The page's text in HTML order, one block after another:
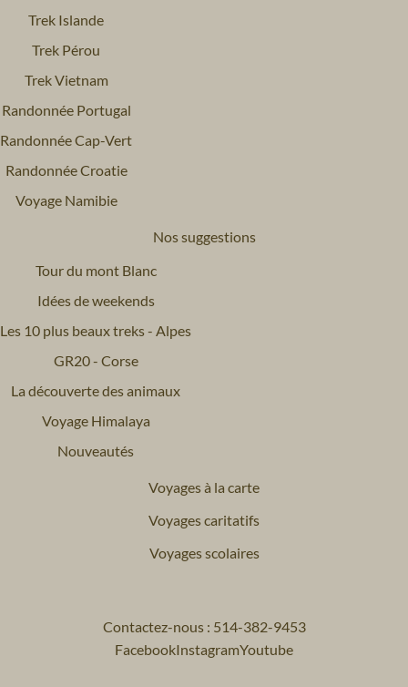
Trek Islande
Trek Pérou
Trek Vietnam
Randonnée Portugal
Randonnée Cap-Vert
Randonnée Croatie
Voyage Namibie
Nos suggestions
Tour du mont Blanc
Idées de weekends
Les 10 plus beaux treks - Alpes
GR20 - Corse
La découverte des animaux
Voyage Himalaya
Nouveautés
Voyages à la carte
Voyages caritatifs
Voyages scolaires
Contactez-nous : 514-382-9453
FacebookInstagramYoutube